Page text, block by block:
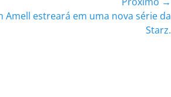
Amell estreará em uma nova série da
Starz.